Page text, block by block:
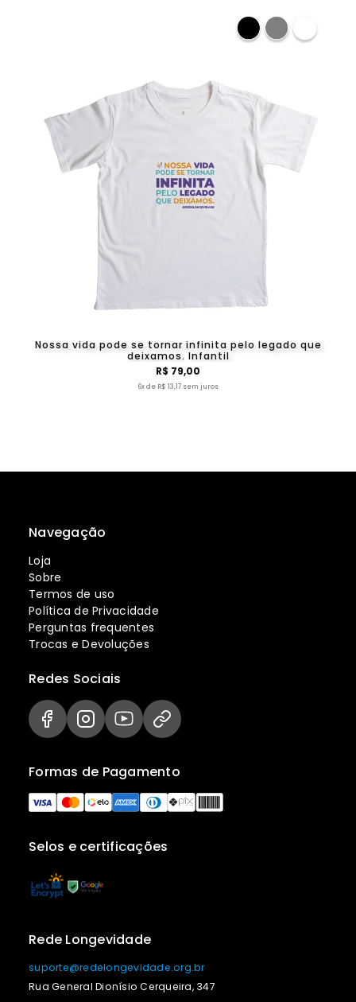
Nossa vida pode se tornar infinita pelo legado que
deixamos. Infantil
R$ 79,00
6x de R$ 13,17 sem juros
Navegação
Loja
Sobre
Termos de uso
Política de Privacidade
Perguntas frequentes
Trocas e Devoluções
Selos e certificações
Formas de Pagamento
Redes Sociais
Rede Longevidade
suporte@redelongevidade.org.br
Rua General Dionísio Cerqueira, 347